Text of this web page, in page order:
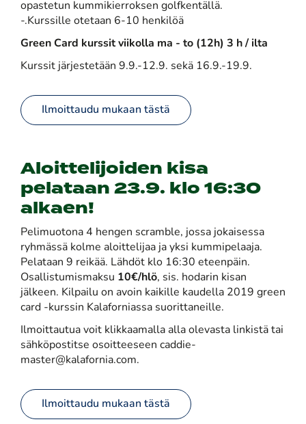
opastetun kummikierroksen golfkentällä.
-.Kurssille otetaan 6-10 henkilöä
Green Card kurssit viikolla ma - to (12h) 3 h / ilta
Kurssit järjestetään 9.9.-12.9. sekä 16.9.-19.9.
Ilmoittaudu mukaan tästä
Aloittelijoiden kisa
pelataan 23.9. klo 16:30
alkaen!
Pelimuotona 4 hengen scramble, jossa jokaisessa
ryhmässä kolme aloittelijaa ja yksi kummipelaaja.
Pelataan 9 reikää. Lähdöt klo 16:30 eteenpäin.
Osallistumismaksu 10€/hlö, sis. hodarin kisan
jälkeen. Kilpailu on avoin kaikille kaudella 2019 green
card -kurssin Kalaforniassa suorittaneille.
Ilmoittautua voit klikkaamalla alla olevasta linkistä tai
sähköpostitse osoitteeseen caddie-
master@kalafornia.com.​​​​​​​
Ilmoittaudu mukaan tästä